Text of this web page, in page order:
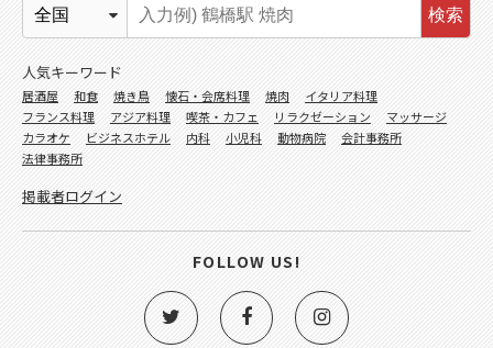
検索
人気キーワード
居酒屋 和食 焼き鳥 懐石・会席料理 焼肉
イタリア料理
フランス料理
アジア料理 喫茶・カフェ リラクゼーション
マッサージ
カラオケ
ビジネスホテル 内科 小児科 動物病院
会計事務所
法律事務所
掲載者ログイン
FOLLOW US!